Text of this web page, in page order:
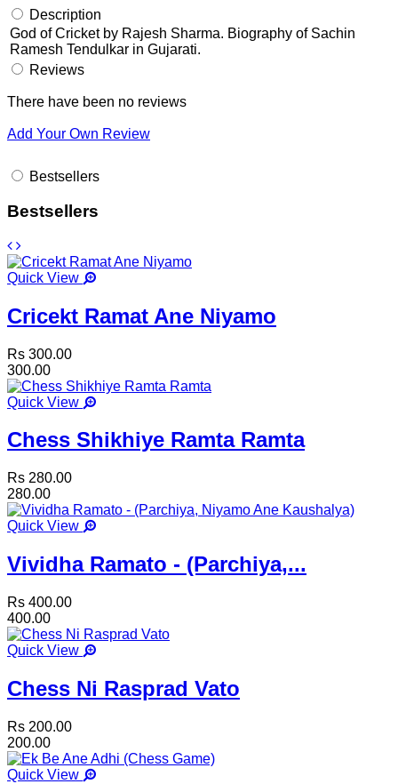
Description
God of Cricket by Rajesh Sharma. Biography of Sachin
Ramesh Tendulkar in Gujarati.
Reviews
There have been no reviews
Add Your Own Review
Bestsellers
Bestsellers
Quick View
Cricekt Ramat Ane Niyamo
Rs 300.00
300.00
Quick View
Chess Shikhiye Ramta Ramta
Rs 280.00
280.00
Quick View
Vividha Ramato - (Parchiya,...
Rs 400.00
400.00
Quick View
Chess Ni Rasprad Vato
Rs 200.00
200.00
Quick View